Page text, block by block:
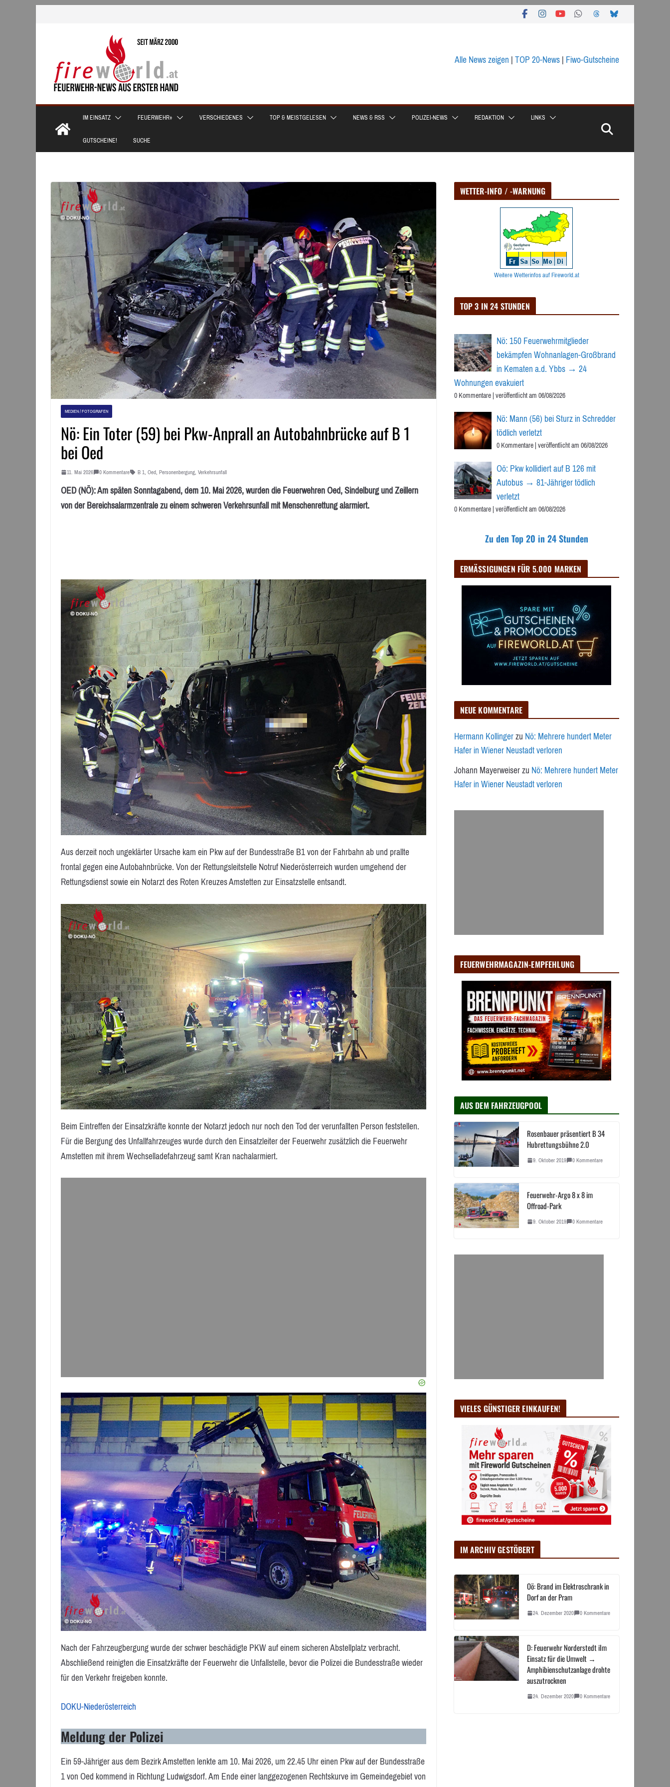
Alle News zeigen|TOP 20-News|Fiwo-Gutscheine
IM EINSATZ FEUERWEHR+ VERSCHIEDENES TOP & MEISTGELESEN NEWS & RSS POLIZEI-NEWS REDAKTION LINKS
GUTSCHEINE! SUCHE
MEDIEN / FOTOGRAFEN
Nö: Ein Toter (59) bei Pkw-Anprall an Autobahnbrücke auf B 1
bei Oed
11. Mai 2026 0 Kommentare B 1, Oed, Personenbergung, Verkehrsunfall
OED (NÖ): Am späten Sonntagabend, dem 10. Mai 2026, wurden die Feuerwehren Oed, Sindelburg und Zeillern
von der Bereichsalarmzentrale zu einem schweren Verkehrsunfall mit Menschenrettung alarmiert.
Aus derzeit noch ungeklärter Ursache kam ein Pkw auf der Bundesstraße B1 von der Fahrbahn ab und prallte
frontal gegen eine Autobahnbrücke. Von der Rettungsleitstelle Notruf Niederösterreich wurden umgehend der
Rettungsdienst sowie ein Notarzt des Roten Kreuzes Amstetten zur Einsatzstelle entsandt.
Beim Eintreffen der Einsatzkräfte konnte der Notarzt jedoch nur noch den Tod der verunfallten Person feststellen.
Für die Bergung des Unfallfahrzeuges wurde durch den Einsatzleiter der Feuerwehr zusätzlich die Feuerwehr
Amstetten mit ihrem Wechselladefahrzeug samt Kran nachalarmiert.
Nach der Fahrzeugbergung wurde der schwer beschädigte PKW auf einem sicheren Abstellplatz verbracht.
Abschließend reinigten die Einsatzkräfte der Feuerwehr die Unfallstelle, bevor die Polizei die Bundesstraße wieder
für den Verkehr freigeben konnte.
DOKU-Niederösterreich
Meldung der Polizei
Ein 59-Jähriger aus dem Bezirk Amstetten lenkte am 10. Mai 2026, um 22.45 Uhr einen Pkw auf der Bundesstraße
1 von Oed kommend in Richtung Ludwigsdorf. Am Ende einer langgezogenen Rechtskurve im Gemeindegebiet von
WETTER-INFO / -WARNUNG
Weitere Wetterinfos auf Fireworld.at
TOP 3 IN 24 STUNDEN
Nö: 150 Feuerwehrmitglieder
bekämpfen Wohnanlagen-Großbrand
in Kematen a.d. Ybbs → 24
Wohnungen evakuiert
0 Kommentare|veröffentlicht am 06/08/2026
Nö: Mann (56) bei Sturz in Schredder
tödlich verletzt
0 Kommentare|veröffentlicht am 06/08/2026
Oö: Pkw kollidiert auf B 126 mit
Autobus → 81-Jähriger tödlich
verletzt
0 Kommentare|veröffentlicht am 06/08/2026
Zu den Top 20 in 24 Stunden
ERMÄSSIGUNGEN FÜR 5.000 MARKEN
NEUE KOMMENTARE
Hermann KollingerzuNö: Mehrere hundert Meter
Hafer in Wiener Neustadt verloren
Johann MayerweiserzuNö: Mehrere hundert Meter
Hafer in Wiener Neustadt verloren
FEUERWEHRMAGAZIN-EMPFEHLUNG
AUS DEM FAHRZEUGPOOL
Rosenbauer präsentiert B 34
Hubrettungsbühne 2.0
9. Oktober 2019 0 Kommentare
Feuerwehr-Argo 8 x 8 im
Offroad-Park
9. Oktober 2019 0 Kommentare
VIELES GÜNSTIGER EINKAUFEN!
IM ARCHIV GESTÖBERT
Oö: Brand im Elektroschrank in
Dorf an der Pram
24. Dezember 2020 0 Kommentare
D: Feuerwehr Norderstedt iIm
Einsatz für die Umwelt →
Amphibienschutzanlage drohte
auszutrocknen
24. Dezember 2020 0 Kommentare